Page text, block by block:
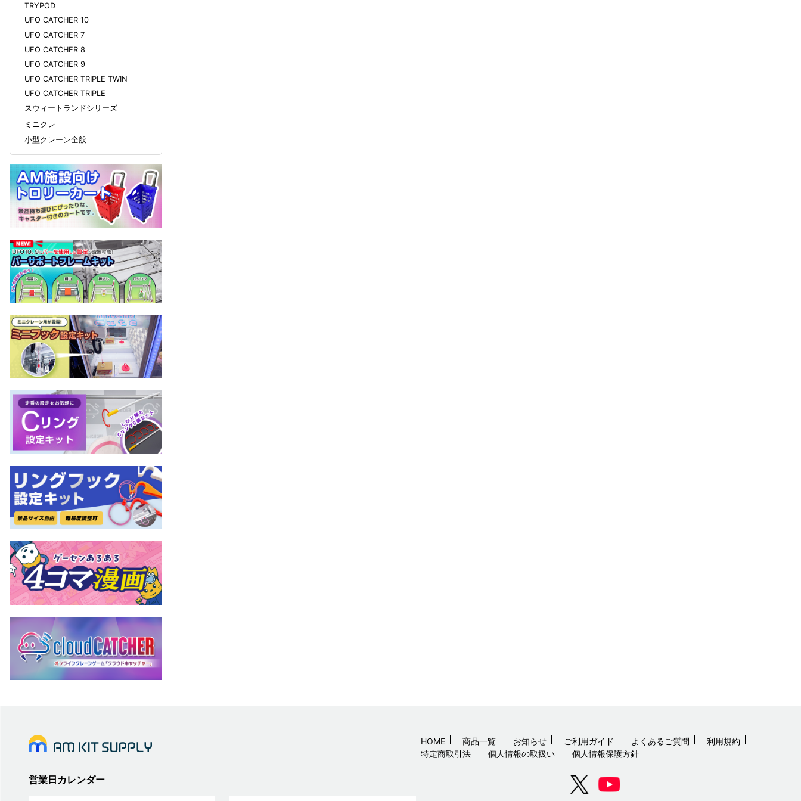
TRYPOD
UFO CATCHER 10
UFO CATCHER 7
UFO CATCHER 8
UFO CATCHER 9
UFO CATCHER TRIPLE TWIN
UFO CATCHER TRIPLE
スウィートランドシリーズ
ミニクレ
小型クレーン全般
営業日カレンダー
HOME 商品一覧 お知らせ ご利用ガイド よくあるご質問
利用規約
特定商取引法
個人情報の取扱い 個人情報保護方針